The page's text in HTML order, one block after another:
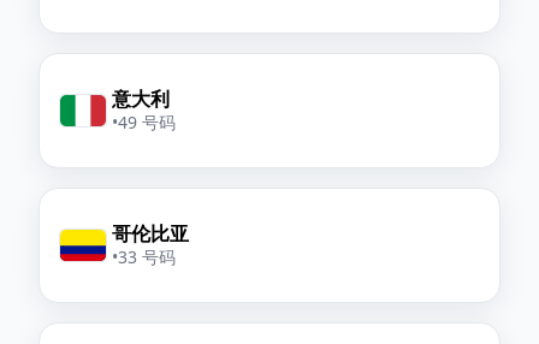
意大利
•49 号码
哥伦比亚
•33 号码